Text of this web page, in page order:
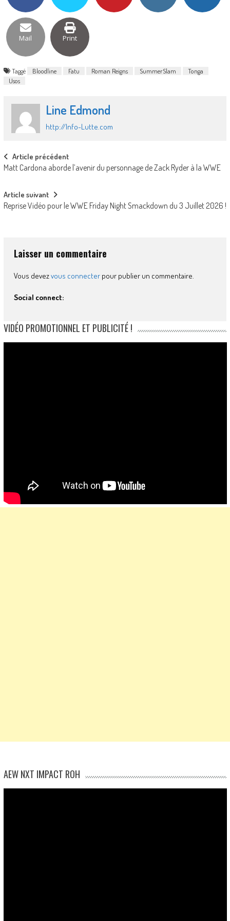
Mail Print
Taggé Bloodline Fatu Roman Reigns SummerSlam
Tonga
Usos
Line Edmond
http://Info-Lutte.com
Post
navigation
Article précédent
Matt Cardona aborde l’avenir du personnage de Zack Ryder à la WWE
Article suivant
Reprise Vidéo pour le WWE Friday Night Smackdown du 3 Juillet 2026 !
Laisser un commentaire
Vous devezvous connecterpour publier un commentaire.
Social connect:
VIDÉO PROMOTIONNEL ET PUBLICITÉ !
AEW NXT IMPACT ROH